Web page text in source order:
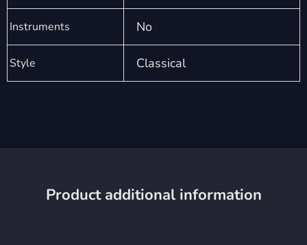
Instruments No
Style Classical
Product additional information